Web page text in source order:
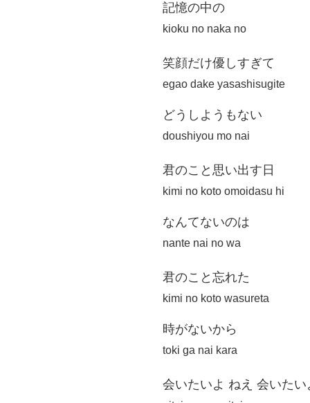
記憶の中の
kioku no naka no
笑顔だけ優しすぎて
egao dake yasashisugite
どうしようもない
doushiyou mo nai
君のこと思い出す日
kimi no koto omoidasu hi
なんてないのは
nante nai no wa
君のこと忘れた
kimi no koto wasureta
時がないから
toki ga nai kara
会いたいよ ねえ 会いたい